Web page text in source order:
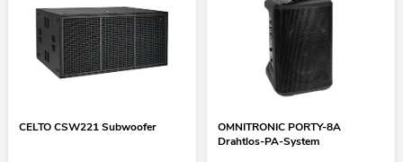
CELTO CSW221 Subwoofer
OMNITRONIC PORTY-8A
Drahtlos-PA-System